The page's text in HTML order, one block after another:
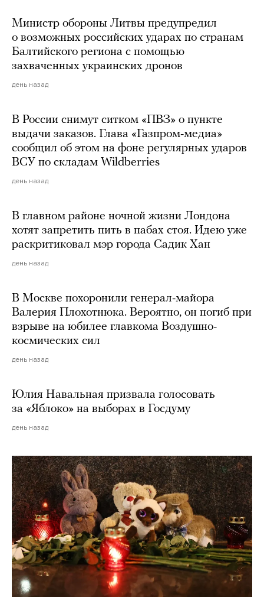
Министр обороны Литвы предупредил
о возможных российских ударах по странам
Балтийского региона с помощью
захваченных украинских дронов
день назад
В России снимут ситком «ПВЗ» о пункте
выдачи заказов. Глава «Газпром-медиа»
сообщил об этом на фоне регулярных ударов
ВСУ по складам Wildberries
день назад
В главном районе ночной жизни Лондона
хотят запретить пить в пабах стоя. Идею уже
раскритиковал мэр города Садик Хан
день назад
В Москве похоронили генерал-майора
Валерия Плохотнюка. Вероятно, он погиб при
взрыве на юбилее главкома Воздушно-
космических сил
день назад
Юлия Навальная призвала голосовать
за «Яблоко» на выборах в Госдуму
день назад